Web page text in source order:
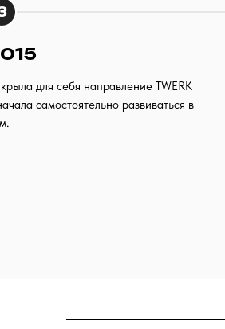
для себя направление TWERK
самостоятельно развиваться в